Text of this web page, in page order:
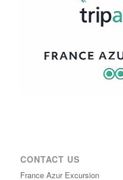
CONTACT US
France Azur Excursion